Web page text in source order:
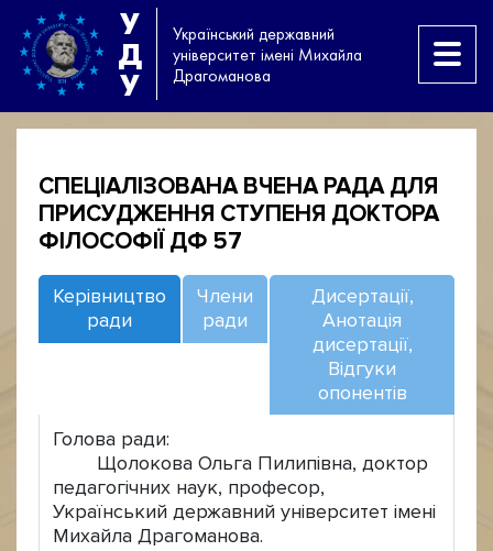
У
Д
У
Український державний
університет імені Михайла
Драгоманова
СПЕЦІАЛІЗОВАНА ВЧЕНА РАДА ДЛЯ
ПРИСУДЖЕННЯ СТУПЕНЯ ДОКТОРА
ФІЛОСОФІЇ ДФ 57
Керівництво
ради
Члени
ради
Дисертації,
Анотація
дисертації,
Відгуки
опонентів
Голова ради:
Щолокова Ольга Пилипівна, доктор
педагогічних наук, професор,
Український державний університет імені
Михайла Драгоманова.